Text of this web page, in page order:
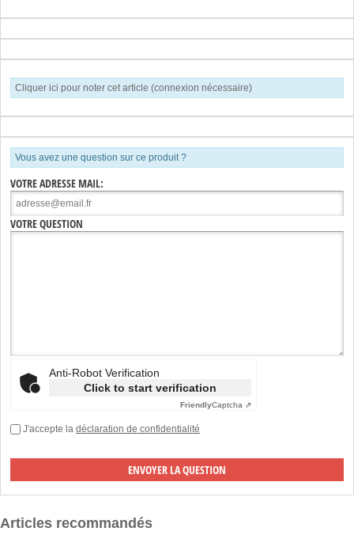
Cliquer ici pour noter cet article (connexion nécessaire)
Vous avez une question sur ce produit ?
VOTRE ADRESSE MAIL:
VOTRE QUESTION
Anti-Robot Verification
Click to start verification
FriendlyCaptcha ⇗
J'accepte la déclaration de confidentialité
Articles recommandés